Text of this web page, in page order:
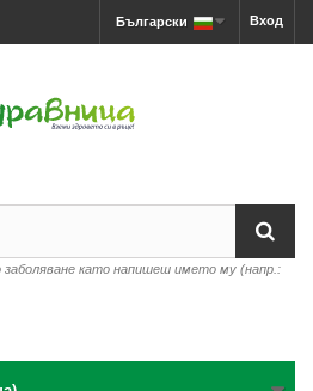
Вход
Български
като напишеш името му (напр.: